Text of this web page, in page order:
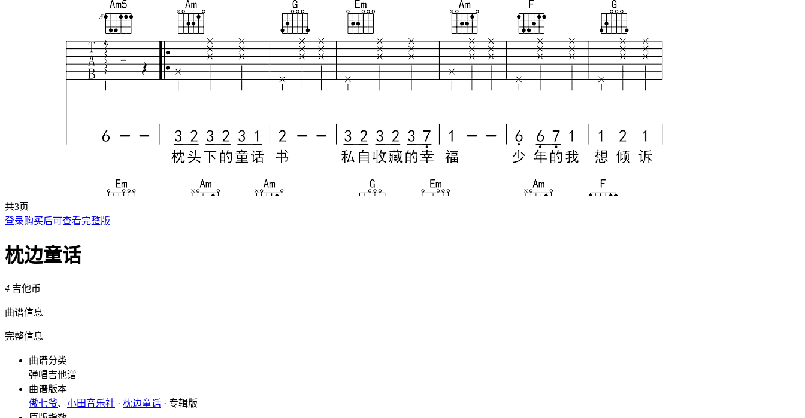
共3页
登录购买后可查看完整版
枕边童话
4 吉他币
曲谱信息
完整信息
曲谱分类
弹唱吉他谱
曲谱版本
傲七爷、 小田音乐社 · 枕边童话 · 专辑版